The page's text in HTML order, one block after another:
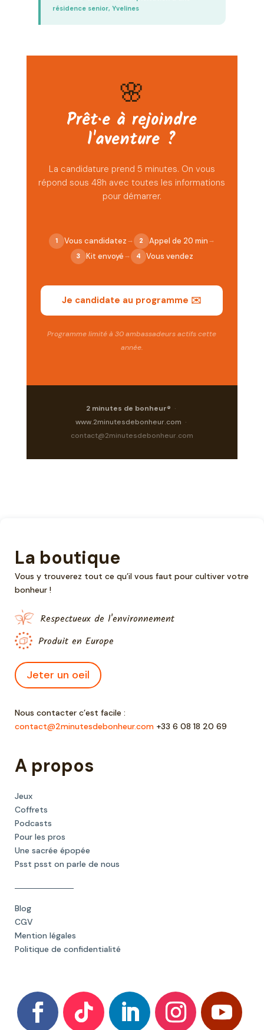
résidence senior, Yvelines
🌸
Prêt·e à rejoindre
l'aventure ?
La candidature prend 5 minutes. On vous
répond sous 48h avec toutes les informations
pour démarrer.
1 Vous candidatez→ 2 Appel de 20 min→
3 Kit envoyé→ 4 Vous vendez
Je candidate au programme ✉️
Programme limité à 30 ambassadeurs actifs cette
année.
2 minutes de bonheur® ·
www.2minutesdebonheur.com ·
contact@2minutesdebonheur.com
La boutique
Vous y trouverez tout ce qu’il vous faut pour cultiver votre
bonheur !
Respectueux de l'environnement
Produit en Europe
Jeter un oeil
Nous contacter c’est facile :
contact@2minutesdebonheur.com +33 6 08 18 20 69
A propos
Jeux
Coffrets
Podcasts
Pour les pros
Une sacrée épopée
Psst psst on parle de nous
Blog
CGV
Mention légales
Politique de confidentialité